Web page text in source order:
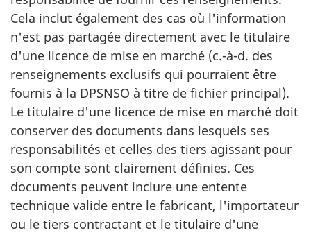
Cela inclut également des cas où l'information
n'est pas partagée directement avec le titulaire
d'une licence de mise en marché (c.-à-d. des
renseignements exclusifs qui pourraient être
fournis à la DPSNSO à titre de fichier principal).
Le titulaire d'une licence de mise en marché doit
conserver des documents dans lesquels ses
responsabilités et celles des tiers agissant pour
son compte sont clairement définies. Ces
documents peuvent inclure une entente
technique valide entre le fabricant, l'importateur
ou le tiers contractant et le titulaire d'une